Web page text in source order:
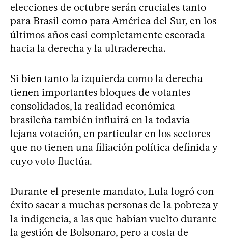
elecciones de octubre serán cruciales tanto
para Brasil como para América del Sur, en los
últimos años casi completamente escorada
hacia la derecha y la ultraderecha.
Si bien tanto la izquierda como la derecha
tienen importantes bloques de votantes
consolidados, la realidad económica
brasileña también influirá en la todavía
lejana votación, en particular en los sectores
que no tienen una filiación política definida y
cuyo voto fluctúa.
Durante el presente mandato, Lula logró con
éxito sacar a muchas personas de la pobreza y
la indigencia, a las que habían vuelto durante
la gestión de Bolsonaro, pero a costa de